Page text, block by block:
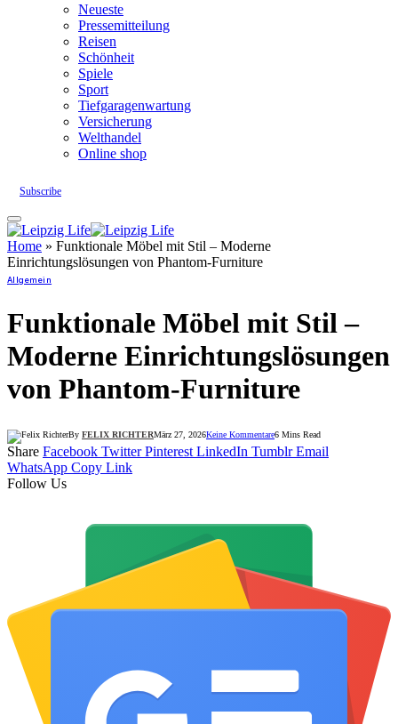
Neueste
Pressemitteilung
Reisen
Schönheit
Spiele
Sport
Tiefgaragenwartung
Versicherung
Welthandel
Online shop
Subscribe
Home » Funktionale Möbel mit Stil – Moderne
Einrichtungslösungen von Phantom-Furniture
Allgemein
Funktionale Möbel mit Stil –
Moderne Einrichtungslösungen
von Phantom-Furniture
By FELIX RICHTERMärz 27, 2026Keine Kommentare6 Mins Read
Share Facebook Twitter Pinterest LinkedIn Tumblr Email
WhatsApp Copy Link
Follow Us